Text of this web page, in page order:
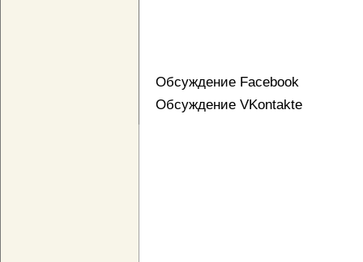
Обсуждение Facebook
Обсуждение VKontakte